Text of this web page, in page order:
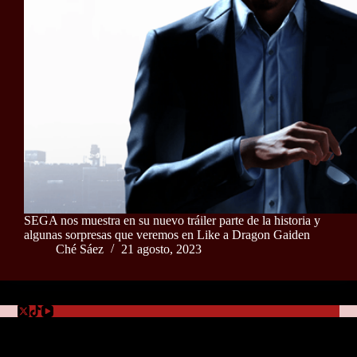
SEGA nos muestra en su nuevo tráiler parte de la historia y
algunas sorpresas que veremos en Like a Dragon Gaiden
Ché Sáez
21 agosto, 2023